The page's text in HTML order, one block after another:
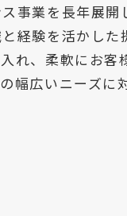
事業を長年展開
経験を活かした
れ、柔軟にお客
幅広いニーズに